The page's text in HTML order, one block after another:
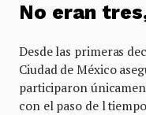
No eran
Desde las primeras
Ciudad de México
participaron
con el paso de l